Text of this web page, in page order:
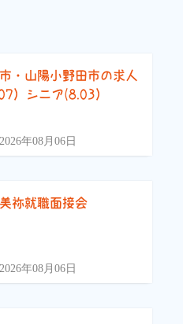
・山陽小野田市の求人
）シニア(8.03）
2026年08月06日
祢就職面接会
2026年08月06日